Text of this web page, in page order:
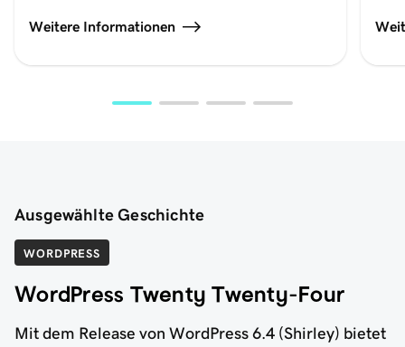
Weitere Informationen
Ausgewählte Geschichte
WORDPRESS
WordPress Twenty Twenty-Four
Mit dem Release von WordPress 6.4 (Shirley) bietet